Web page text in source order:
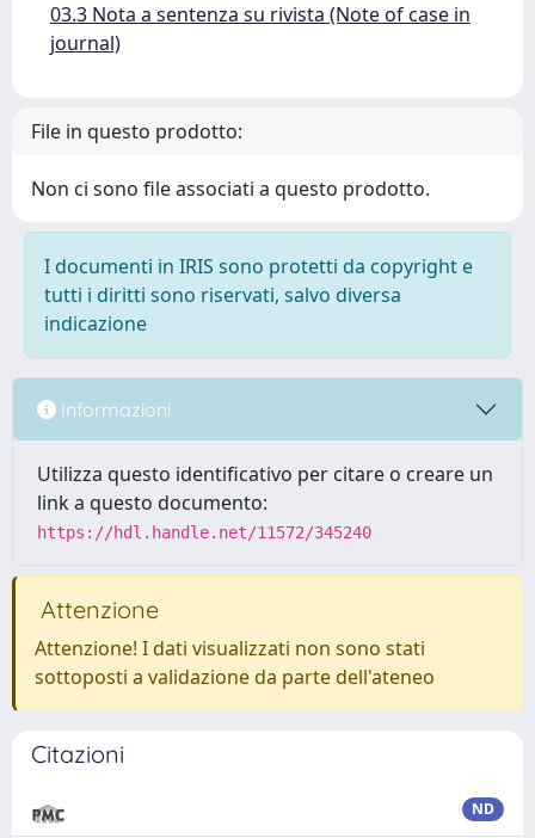
03.3 Nota a sentenza su rivista (Note of case in
journal)
File in questo prodotto:
Non ci sono file associati a questo prodotto.
I documenti in IRIS sono protetti da copyright e
tutti i diritti sono riservati, salvo diversa
indicazione
Informazioni
Utilizza questo identificativo per citare o creare un
link a questo documento:
https://hdl.handle.net/11572/345240
Attenzione
Attenzione! I dati visualizzati non sono stati
sottoposti a validazione da parte dell'ateneo
Citazioni
ND